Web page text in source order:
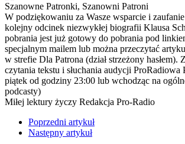
Szanowne Patronki, Szanowni Patroni
W podziękowaniu za Wasze wsparcie i
kolejny odcinek niezwykłej biografii Klausa
pobrania jest już gotowy do pobrania pod
specjalnym mailem lub można przeczytać
w strefie Dla Patrona (dział strzeżony hasłem).
czytania tekstu i słuchania audycji ProRadiowa
piątek od godziny 23:00 lub wchodząc na
podcasty)
Miłej lektury życzy Redakcja Pro-Radio
Poprzedni artykuł
Następny artykuł